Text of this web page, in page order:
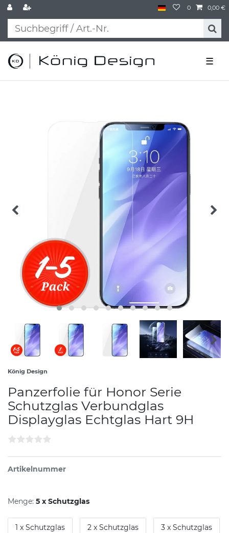
0 0,00 €
☰
König Design
Panzerfolie für Honor Serie
Schutzglas Verbundglas
Displayglas Echtglas Hart 9H
Artikelnummer
Menge: 5 x Schutzglas
1 x Schutzglas 2 x Schutzglas 3 x Schutzglas